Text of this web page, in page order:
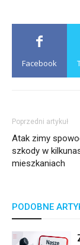
Facebook
Poprzedni artykuł
Atak zimy
szkody w
mieszkaniach
PODOBNE